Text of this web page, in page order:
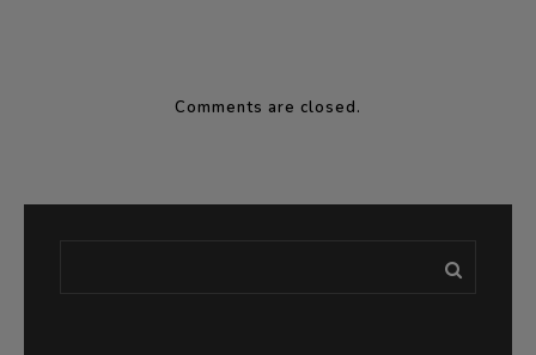
Comments are closed.